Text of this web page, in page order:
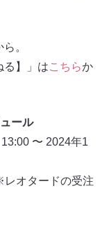
ら。
る】」はこちらか
ール
〜 2024年1
オタードの受注